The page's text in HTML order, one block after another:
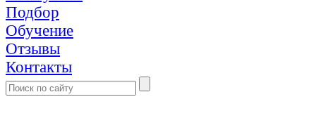
Подбор
Обучение
Отзывы
Контакты